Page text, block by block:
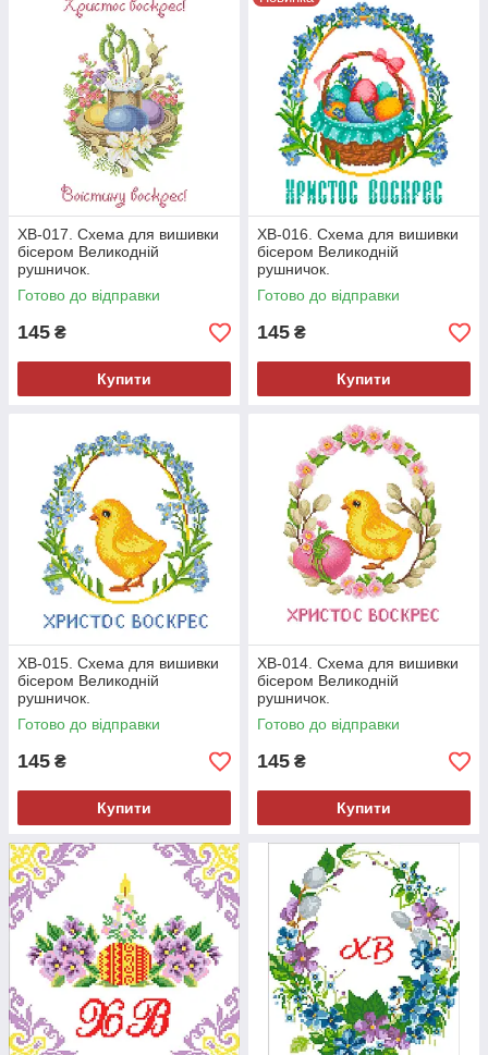
ХВ-017. Схема для вишивки
бісером Великодній
рушничок.
Готово до відправки
145 ₴
Купити
ХВ-016. Схема для вишивки
бісером Великодній
рушничок.
Готово до відправки
145 ₴
Купити
ХВ-015. Схема для вишивки
бісером Великодній
рушничок.
Готово до відправки
145 ₴
Купити
ХВ-014. Схема для вишивки
бісером Великодній
рушничок.
Готово до відправки
145 ₴
Купити